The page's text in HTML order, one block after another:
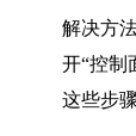
解决方
开“控制
这些步